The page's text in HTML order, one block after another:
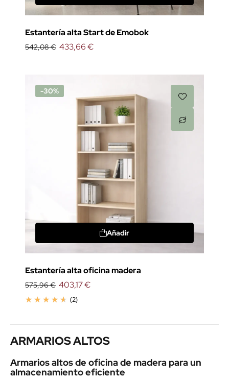
Estantería alta Start de Emobok
542,08 € 433,66 €
-30%
Añadir
Estantería alta oficina madera
575,96 €
(2)
403,17 €
ARMARIOS ALTOS
Armarios altos de oficina de madera para un
almacenamiento eficiente